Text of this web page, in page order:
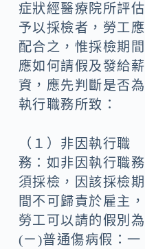
症狀經醫療院所評估
予以採檢者，勞工應
配合之，惟採檢期間
應如何請假及發給薪
資，應先判斷是否為
執行職務所致：
（１）非因執行職
務：如非因執行職務
須採檢，因該採檢期
間不可歸責於雇主，
勞工可以請的假別為
(ㄧ)普通傷病假：一